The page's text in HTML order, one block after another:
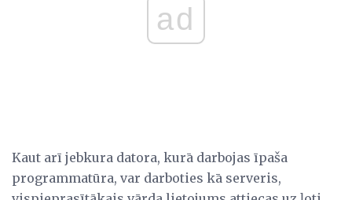
ad
Kaut arī jebkura datora, kurā darbojas īpaša
programmatūra, var darboties kā serveris,